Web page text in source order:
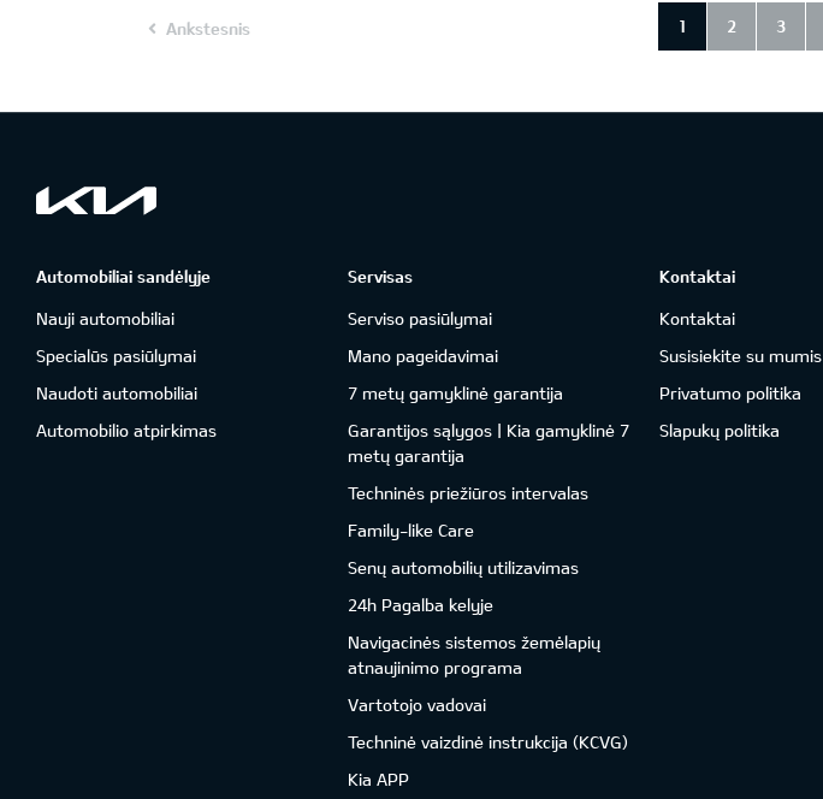
Ankstesnis 1 2 3
Automobiliai sandėlyje
Nauji automobiliai
Specialūs pasiūlymai
Naudoti automobiliai
Automobilio atpirkimas
Servisas
Serviso pasiūlymai
Mano pageidavimai
7 metų gamyklinė garantija
Garantijos sąlygos | Kia gamyklinė 7
metų garantija
Techninės priežiūros intervalas
Family-like Care
Senų automobilių utilizavimas
24h Pagalba kelyje
Navigacinės sistemos žemėlapių
atnaujinimo programa
Vartotojo vadovai
Techninė vaizdinė instrukcija (KCVG)
Kia APP
Kontaktai
Kontaktai
Susisiekite su mumis
Privatumo politika
Slapukų politika